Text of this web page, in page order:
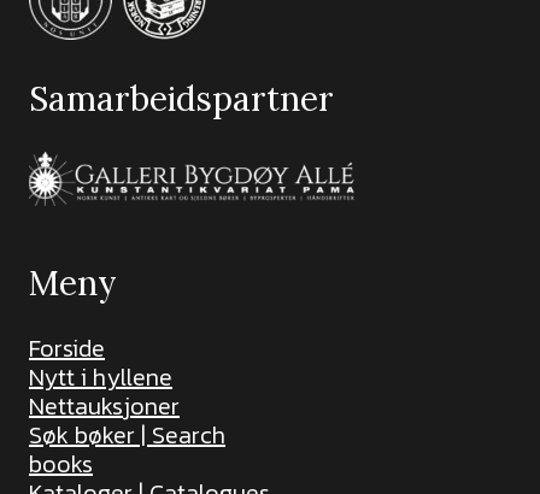
Samarbeidspartner
Meny
Forside
Nytt i hyllene
Nettauksjoner
Søk bøker | Search
books